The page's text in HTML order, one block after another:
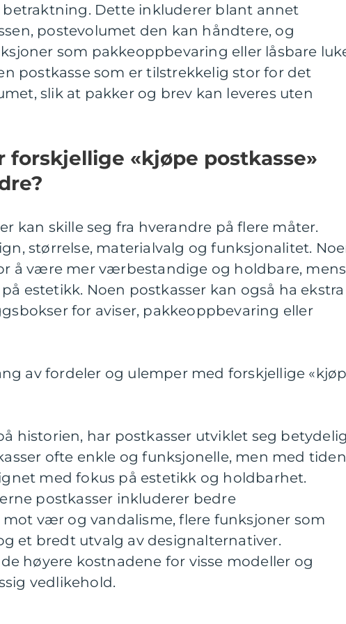
Dette inkluderer blant annet
postevolumet den kan håndtere, og
som pakkeoppbevaring eller låsbare
postkasse som er tilstrekkelig stor for det
slik at pakker og brev kan leveres uten
forskjellige «kjøpe postkasse»
kan skille seg fra hverandre på flere måter.
størrelse, materialvalg og funksjonalitet.
å være mer værbestandige og holdbare, mens
estetikk. Noen postkasser kan også ha ekstra
for aviser, pakkeoppbevaring eller
av fordeler og ulemper med forskjellige
historien, har postkasser utviklet seg
ofte enkle og funksjonelle, men med tiden
med fokus på estetikk og holdbarhet.
postkasser inkluderer bedre
vær og vandalisme, flere funksjoner som
et bredt utvalg av designalternativer.
høyere kostnadene for visse modeller og
vedlikehold.